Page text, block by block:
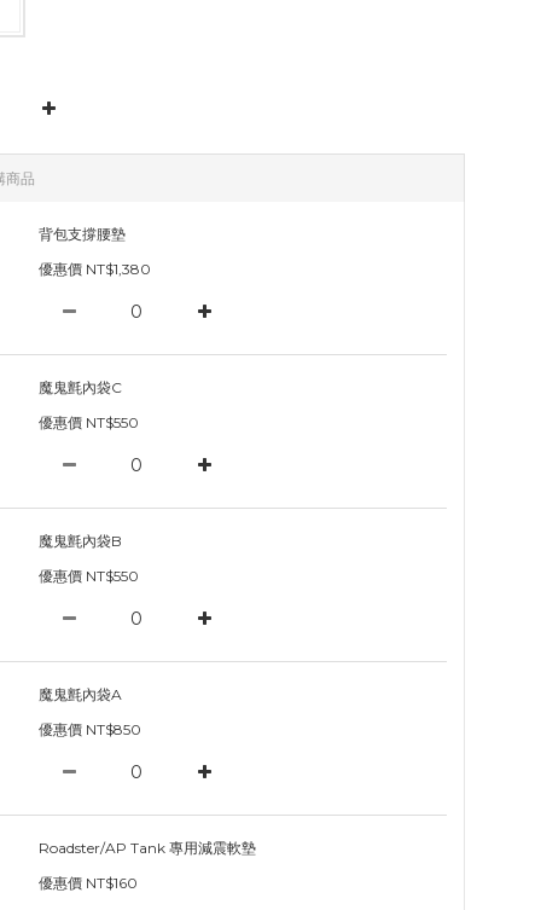
商品
背包支撐腰墊
優惠價 NT$1,380
魔鬼氈內袋C
優惠價 NT$550
魔鬼氈內袋B
優惠價 NT$550
魔鬼氈內袋A
優惠價 NT$850
Roadster/AP Tank 專用減震軟墊
優惠價 NT$160